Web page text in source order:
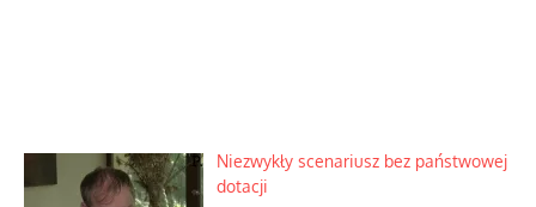
Niezwykły scenariusz bez państwowej
dotacji